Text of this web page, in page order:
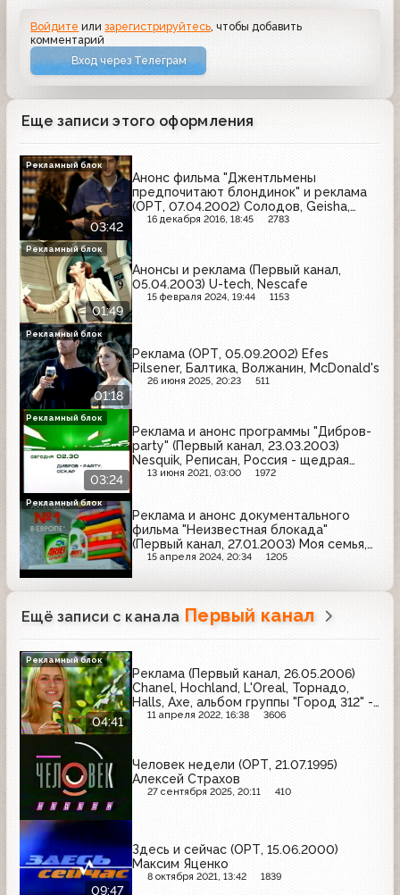
Войдите илизарегистрируйтесь , чтобы добавить
комментарий
Вход через Телеграм
Еще записи этого оформления
03:42
Анонс фильма "Джентльмены
предпочитают блондинок" и реклама
(ОРТ, 07.04.2002) Солодов, Geisha,
Fructis, Salton, Rich, Chappi, Elite
16 декабря 2016, 18:45 2783
Рекламный блок
01:49
Анонсы и реклама (Первый канал,
05.04.2003) U-tech, Nescafe
15 февраля 2024, 19:44 1153
Рекламный блок
01:18
Реклама (ОРТ, 05.09.2002) Efes
Pilsener, Балтика, Волжанин, McDonald's
26 июня 2025, 20:23 511
Рекламный блок
03:24
Реклама и анонс программы "Дибров-
party" (Первый канал, 23.03.2003)
Nesquik, Реписан, Россия - щедрая
душа, Gallina Blanca, Danone
13 июня 2021, 03:00 1972
Рекламный блок
Реклама и анонс документального
фильма "Неизвестная блокада"
(Первый канал, 27.01.2003) Моя семья,
Lay's, Dove, Palmolive, Ariel, Ruscafe,
15 апреля 2024, 20:34 1205
Рекламный блок
Ещё записи с канала Первый канал
04:41
Реклама (Первый канал, 26.05.2006)
Chanel, Hochland, L'Oreal, Торнадо,
Halls, Axe, альбом группы "Город 312" -
"Вне зоны доступа", Heineken, Rowenta,
11 апреля 2022, 16:38 3606
Рекламный блок
Человек недели (ОРТ, 21.07.1995)
Алексей Страхов
27 сентября 2025, 20:11 410
09:47
Здесь и сейчас (ОРТ, 15.06.2000)
Максим Яценко
8 октября 2021, 13:42 1839